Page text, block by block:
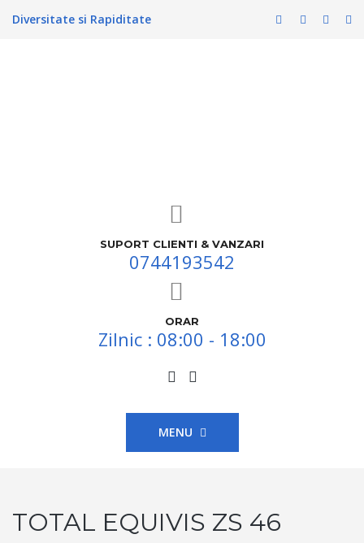
Diversitate si Rapiditate
SUPORT CLIENTI & VANZARI
0744193542
ORAR
Zilnic : 08:00 - 18:00
MENU
TOTAL EQUIVIS ZS 46